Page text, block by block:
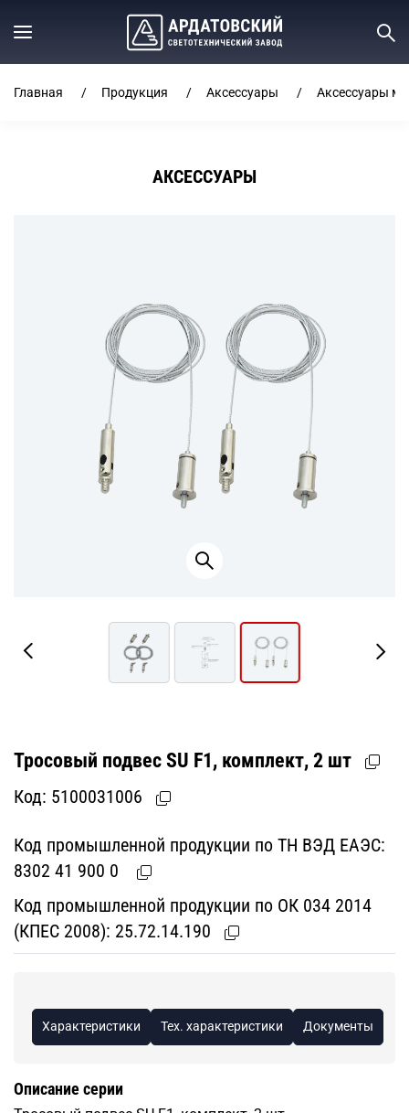
Главная Продукция Аксессуары Аксессуары
АКСЕССУАРЫ
Тросовый подвес SU F1, комплект, 2 шт
Код: 5100031006
Код промышленной продукции по ТН ВЭД ЕАЭС:
8302 41 900 0
Код промышленной продукции по ОК 034 2014
(КПЕС 2008): 25.72.14.190
Характеристики Тех. характеристики Документы
Описание серии